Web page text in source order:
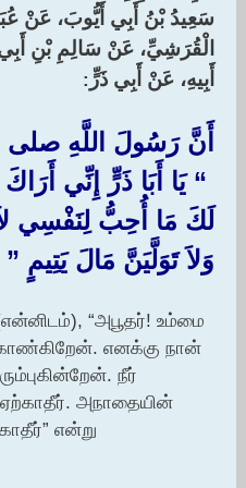
سَعِيدُ بْنُ أَبِي أَيُّوبَ، عَنْ
الْقُرَشِيِّ، عَنْ سَالِمِ بْنِ
أَبِيهِ، عَنْ أَبِي ذَرٍّ :‏
أَنَّ رَسُولَ اللَّهِ صلى
“‏ يَا أَبَا ذَرٍّ إِنِّي
لَكَ مَا أُحِبُّ لِنَفْسِي
وَلاَ تَوَلَّيَنَّ مَالَ يَتِيمٍ ‏”‏
“அபூதர்! உம்மை
எனக்கு நான்
நீர்
அநாதையின்
என்று